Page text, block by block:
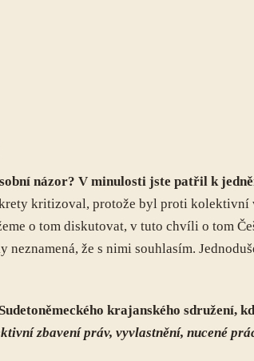
názor? V minulosti jste patřil k
kritizoval, protože byl proti kolektivní
o tom diskutovat, v tuto chvíli o tom
že s nimi souhlasím.
krajanského sdružení,
zbavení práv, vyvlastnění, nucené